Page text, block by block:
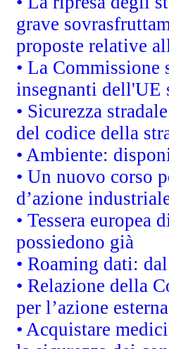
grave
proposte relative
• La
insegnanti dell'UE
• Sicurezza
del codice della
• Ambiente:
• Un nuovo corso
d’azione
• Tessera
possiedono già
• Roaming dati:
• Relazione della
per l’azione esterna
• Acquistare